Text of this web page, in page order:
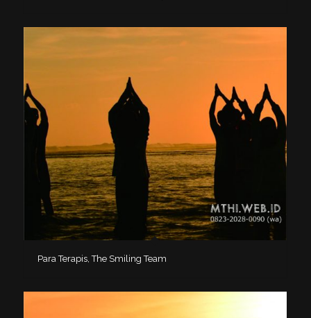
Para Terapis, The Smiling Team